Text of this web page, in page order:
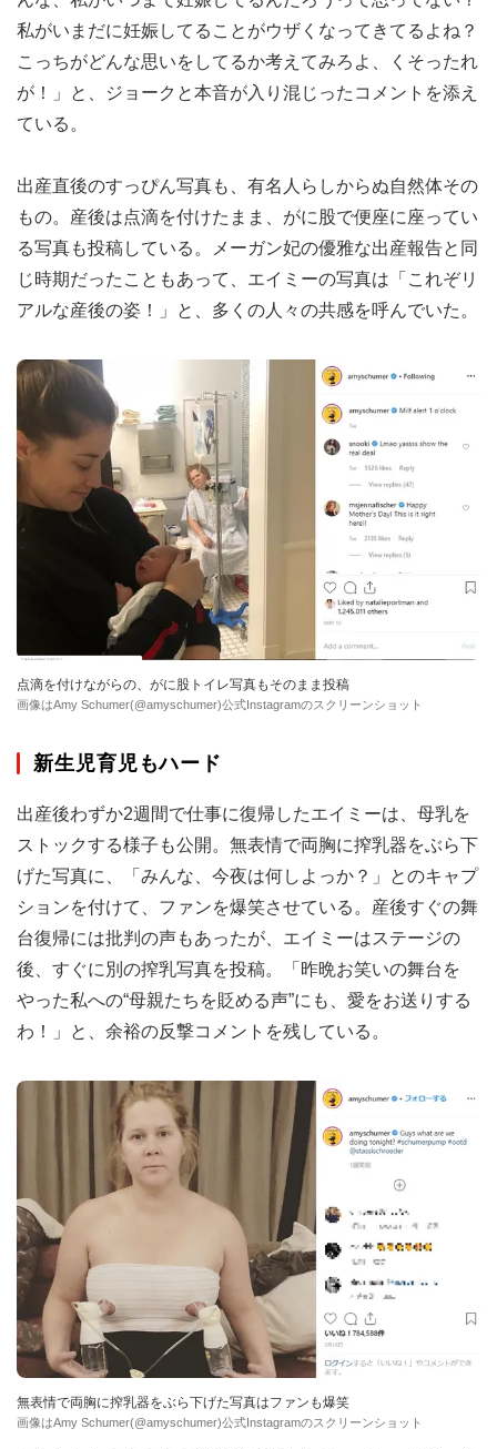
私がいまだに妊娠してることがウザくなってきてるよね？
こっちがどんな思いをしてるか考えてみろよ、くそったれ
が！」と、ジョークと本音が入り混じったコメントを添え
ている。
出産直後のすっぴん写真も、有名人らしからぬ自然体その
もの。産後は点滴を付けたまま、がに股で便座に座ってい
る写真も投稿している。メーガン妃の優雅な出産報告と同
じ時期だったこともあって、エイミーの写真は「これぞリ
アルな産後の姿！」と、多くの人々の共感を呼んでいた。
点滴を付けながらの、がに股トイレ写真もそのまま投稿
画像はAmy Schumer(@amyschumer)公式Instagramのスクリーンショット
新生児育児もハード
出産後わずか2週間で仕事に復帰したエイミーは、母乳を
ストックする様子も公開。無表情で両胸に搾乳器をぶら下
げた写真に、「みんな、今夜は何しよっか？」とのキャプ
ションを付けて、ファンを爆笑させている。産後すぐの舞
台復帰には批判の声もあったが、エイミーはステージの
後、すぐに別の搾乳写真を投稿。「昨晩お笑いの舞台を
やった私への“母親たちを貶める声”にも、愛をお送りする
わ！」と、余裕の反撃コメントを残している。
無表情で両胸に搾乳器をぶら下げた写真はファンも爆笑
画像はAmy Schumer(@amyschumer)公式Instagramのスクリーンショット